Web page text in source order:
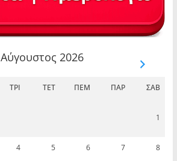
Αύγουστος 2026
ΤΡΊ ΤΕΤ ΠΈΜ ΠΑΡ ΣΆΒ
1
4 5 6 7 8